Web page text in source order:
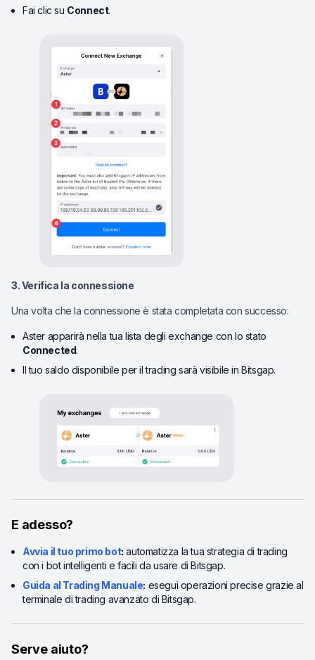
Fai clic su Connect.
3. Verifica la connessione
Una volta che la connessione è stata completata con successo:
Aster apparirà nella tua lista degli exchange con lo stato
Connected.
Il tuo saldo disponibile per il trading sarà visibile in Bitsgap.
E adesso?
Avvia il tuo primo bot: automatizza la tua strategia di trading
con i bot intelligenti e facili da usare di Bitsgap.
Guida al Trading Manuale: esegui operazioni precise grazie al
terminale di trading avanzato di Bitsgap.
Serve aiuto?